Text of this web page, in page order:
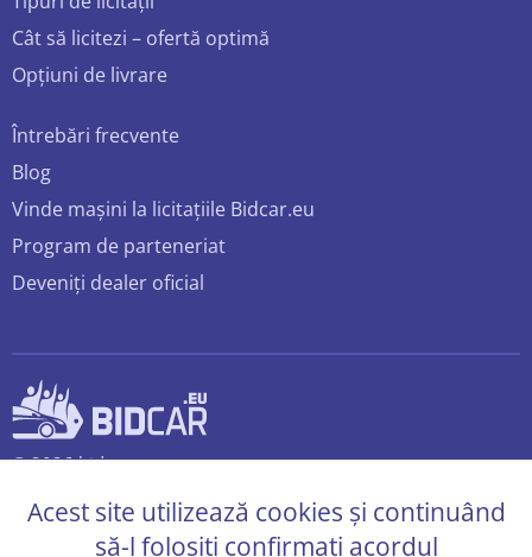
Cât să licitezi – ofertă optimă
Opțiuni de livrare
Întrebări frecvente
Blog
Vinde mașini la licitațiile Bidcar.eu
Program de parteneriat
Deveniți dealer oficial
© 2026 bidcar.eu
Acest site utilizează cookies și continuând
să-l folosiți confirmați acordul